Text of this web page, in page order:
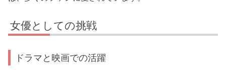
女優としての挑戦
ドラマと映画での活躍